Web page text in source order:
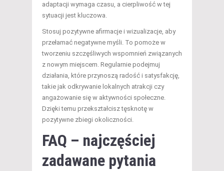
adaptacji wymaga czasu, a cierpliwość w tej
sytuacji jest kluczowa.
Stosuj pozytywne afirmacje i wizualizacje, aby
przełamać negatywne myśli. To pomoże w
tworzeniu szczęśliwych wspomnień związanych
z nowym miejscem. Regularnie podejmuj
działania, które przynoszą radość i satysfakcję,
takie jak odkrywanie lokalnych atrakcji czy
angażowanie się w aktywności społeczne.
Dzięki temu przekształcisz tęsknotę w
pozytywne zbiegi okoliczności.
FAQ – najczęściej
zadawane pytania